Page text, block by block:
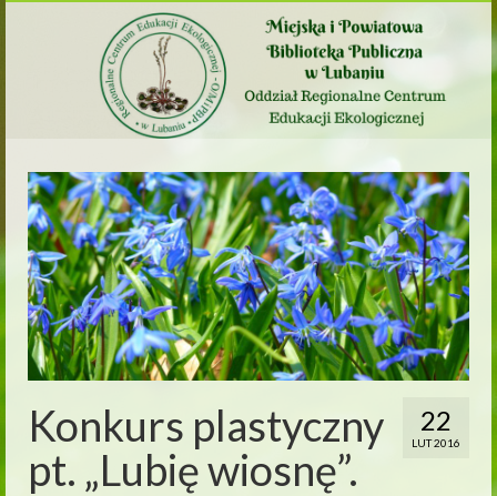
22
LUT 2016
Konkurs plastyczny
pt. „Lubię wiosnę”.